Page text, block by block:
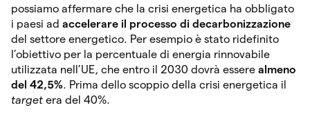
possiamo affermare che la crisi energetica ha obbligato
i paesi ad accelerare il processo di decarbonizzazione
del settore energetico. Per esempio è stato ridefinito
l’obiettivo per la percentuale di energia rinnovabile
utilizzata nell’UE, che entro il 2030 dovrà essere almeno
del 42,5%. Prima dello scoppio della crisi energetica il
target era del 40%.